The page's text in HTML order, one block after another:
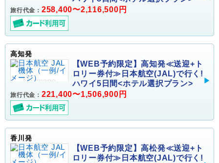
旅行代金： 258,400〜2,116,500円
高知発
【WEB予約限定】高知発≪送迎+ト
ロリー券付≫日本航空(JAL)で行く!
ハワイ5日間<ホテル選択プラン>
旅行代金： 221,400〜1,506,900円
香川発
【WEB予約限定】高松発≪送迎+ト
ロリー券付≫日本航空(JAL)で行く!